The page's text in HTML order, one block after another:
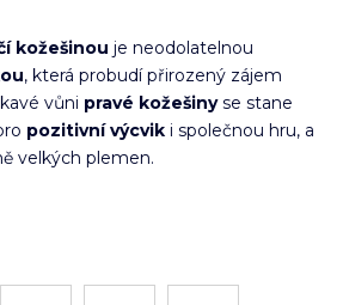
kožešinou je neodolatelnou
, která probudí přirozený zájem
vůni pravé kožešinyse stane
pozitivní výcvik i společnou hru, a
velkých plemen.